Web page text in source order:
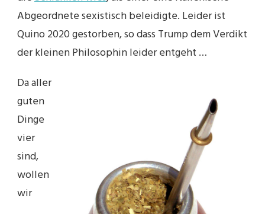
Abgeordnete sexistisch beleidigte. Leider ist
Quino 2020 gestorben, so dass Trump dem Verdikt
der kleinen Philosophin leider entgeht …
Da aller
guten
Dinge
vier
sind,
wollen
wir